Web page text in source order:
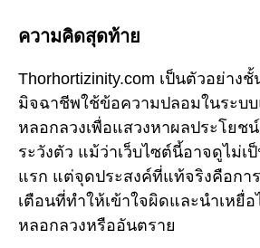
ความคิดสุดท้าย
Thorhortizinity.com เป็นตัวอย่าง
มิจฉาชีพใช้ข้อความปลอมในระบ
หลอกลวงเพื่อแสวงหาผลประโยช
ระวังตัว แม้ว่าเว็บไซต์นี้อาจดูไม่เ
แรก แต่จุดประสงค์ที่แท้จริงคือกา
เตือนที่ทำให้เข้าใจผิดและนำเหยื่
หลอกลวงหรืออันตราย